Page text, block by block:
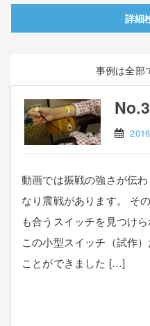
詳細
事例は全部
動画では振戦の強さが伝
なり震戦があります。 そ
も合うスイッチを見つけ
この小型スイッチ（試作
ことができました […]